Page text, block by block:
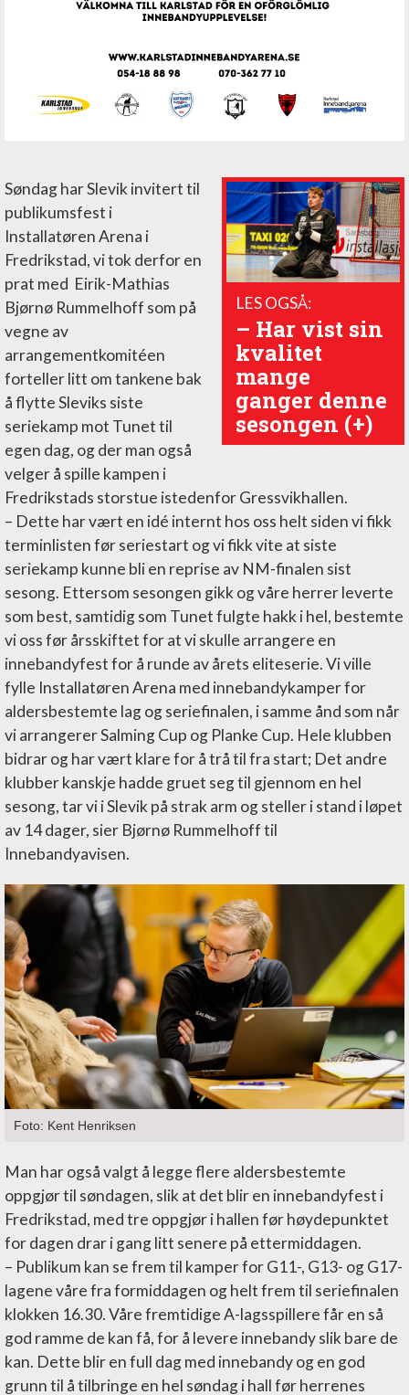
LES OGSÅ:
–⁠ Har vist sin
kvalitet
mange
ganger denne
sesongen (+)
Søndag har Slevik invitert til
publikumsfest i
Installatøren Arena i
Fredrikstad, vi tok derfor en
prat med Eirik-Mathias
Bjørnø Rummelhoff som på
vegne av
arrangementkomitéen
forteller litt om tankene bak
å flytte Sleviks siste
seriekamp mot Tunet til
egen dag, og der man også
velger å spille kampen i
Fredrikstads storstue istedenfor Gressvikhallen.
– Dette har vært en idé internt hos oss helt siden vi fikk
terminlisten før seriestart og vi fikk vite at siste
seriekamp kunne bli en reprise av NM-finalen sist
sesong. Ettersom sesongen gikk og våre herrer leverte
som best, samtidig som Tunet fulgte hakk i hel, bestemte
vi oss før årsskiftet for at vi skulle arrangere en
innebandyfest for å runde av årets eliteserie. Vi ville
fylle Installatøren Arena med innebandykamper for
aldersbestemte lag og seriefinalen, i samme ånd som når
vi arrangerer Salming Cup og Planke Cup. Hele klubben
bidrar og har vært klare for å trå til fra start; Det andre
klubber kanskje hadde gruet seg til gjennom en hel
sesong, tar vi i Slevik på strak arm og steller i stand i løpet
av 14 dager, sier Bjørnø Rummelhoff til
Innebandyavisen.
Foto: Kent Henriksen
Man har også valgt å legge flere aldersbestemte
oppgjør til søndagen, slik at det blir en innebandyfest i
Fredrikstad, med tre oppgjør i hallen før høydepunktet
for dagen drar i gang litt senere på ettermiddagen.
– Publikum kan se frem til kamper for G11-, G13- og G17-
lagene våre fra formiddagen og helt frem til seriefinalen
klokken 16.30. Våre fremtidige A-lagsspillere får en så
god ramme de kan få, for å levere innebandy slik bare de
kan. Dette blir en full dag med innebandy og en god
grunn til å tilbringe en hel søndag i hall før herrenes